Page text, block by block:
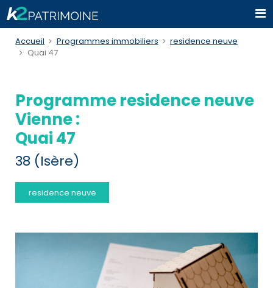
Accueil Programmes immobiliers
residence neuve
Quai 47
Programme residence neuve
Vienne :
Quai 47
38 (Isère)
residence neuve